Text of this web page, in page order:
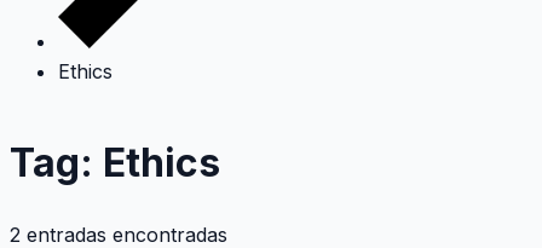
Ethics
Tag: Ethics
2 entradas encontradas